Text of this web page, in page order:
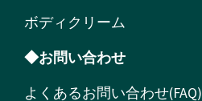
ボディクリーム
◆お問い合わせ
よくあるお問い合わせ(FAQ)